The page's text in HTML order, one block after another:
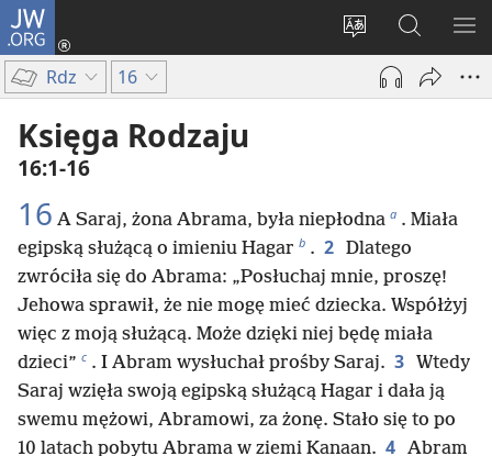
JW.ORG
Wybór
języka
Logowanie
(opens
window)
Szukaj
na
JW.ORG
Rdz 16
Księga Rodzaju
16:1-16
16 A Saraj, żona Abrama, była niepłodna a . Miała
egipską służącą o imieniu Hagar b . 2 Dlatego
zwróciła się do Abrama: „Posłuchaj mnie, proszę!
Jehowa sprawił, że nie mogę mieć dziecka. Współżyj
więc z moją służącą. Może dzięki niej będę miała
dzieci” c . I Abram wysłuchał prośby Saraj. 3 Wtedy
Saraj wzięła swoją egipską służącą Hagar i dała ją
swemu mężowi, Abramowi, za żonę. Stało się to po
10 latach pobytu Abrama w ziemi Kanaan. 4 Abram